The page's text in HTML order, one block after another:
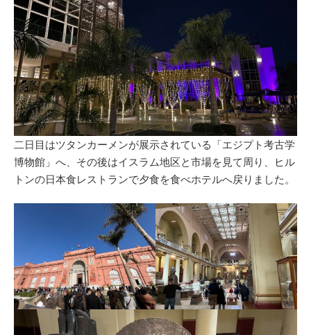
二日目はツタンカーメンが展示されている「エジプト考古学
博物館」へ、その後はイスラム地区と市場を見て周り、ヒル
トンの日本食レストランで夕食を食べホテルへ戻りました。